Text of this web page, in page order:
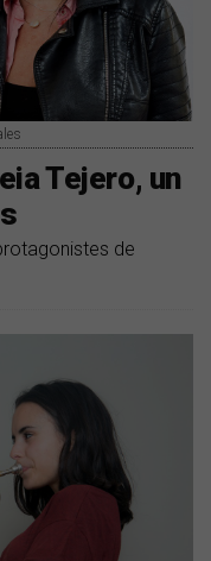
Tejero, un
de